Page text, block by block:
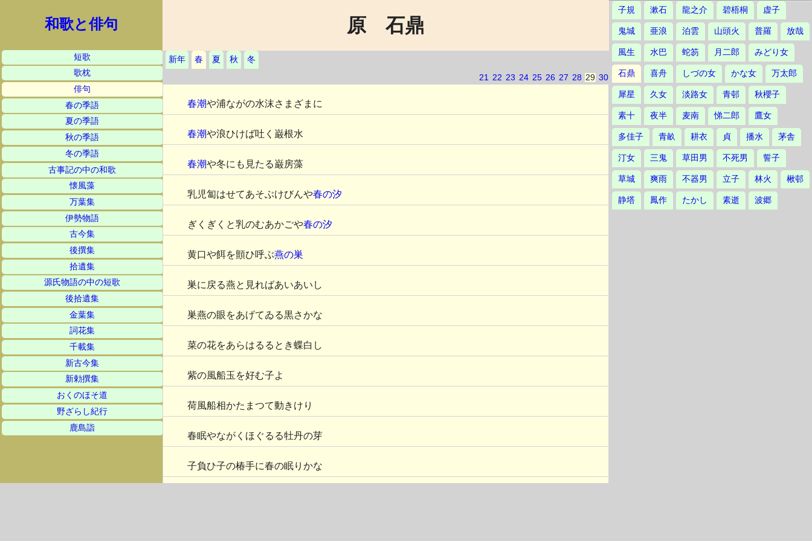
和歌と俳句
短歌
歌枕
俳句
春の季語
夏の季語
秋の季語
冬の季語
古事記の中の和歌
懐風藻
万葉集
伊勢物語
古今集
後撰集
拾遺集
源氏物語の中の短歌
後拾遺集
金葉集
詞花集
千載集
新古今集
新勅撰集
おくのほそ道
野ざらし紀行
鹿島詣
原 石鼎
新年 春 夏 秋
冬
21 22 23 24 25 26 27 28 29 30
春潮や浦ながの水沫さまざまに
春潮や浪ひけば吐く巌根水
春潮や冬にも見たる巌房藻
乳児匐はせてあそぶけびんや春の汐
ぎくぎくと乳のむあかごや春の汐
黄口や餌を顫ひ呼ぶ燕の巣
巣に戻る燕と見ればあいあいし
巣燕の眼をあげてゐる黒さかな
菜の花をあらはるるとき蝶白し
紫の風船玉を好む子よ
荷風船相かたまつて動きけり
春眠やながくほぐるる牡丹の芽
子負ひ子の椿手に春の眠りかな
子規 漱石 龍之介 碧梧桐 虚子
鬼城 亜浪 泊雲 山頭火 普羅 放哉
風生 水巴 蛇笏 月二郎 みどり女
石鼎 喜舟 しづの女 かな女 万太郎
犀星 久女 淡路女 青邨 秋櫻子
素十 夜半 麦南 悌二郎 鷹女
多佳子 青畝 耕衣 貞 播水 茅舎
汀女 三鬼 草田男 不死男 誓子
草城 爽雨 不器男 立子 林火 楸邨
静塔 鳳作 たかし 素逝 波郷